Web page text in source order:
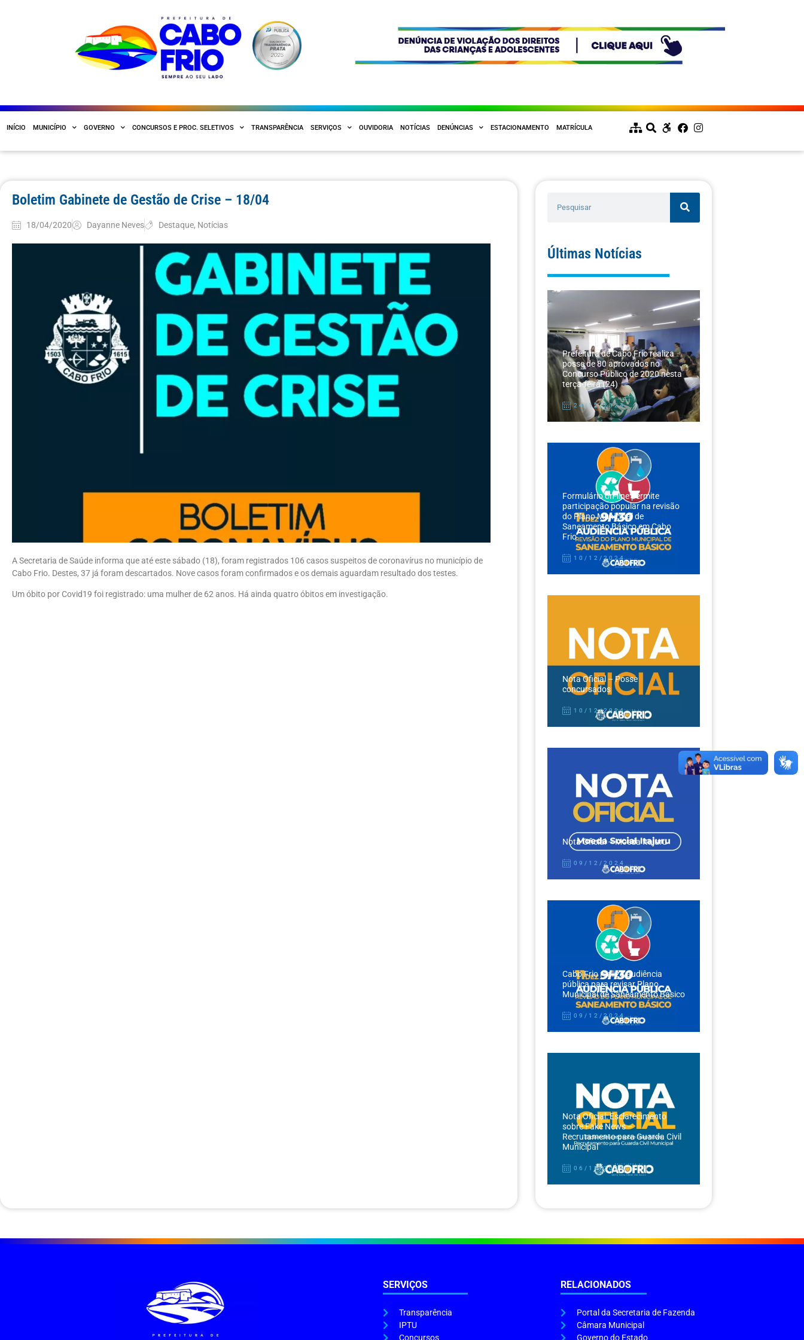
INÍCIO MUNICÍPIO GOVERNO CONCURSOS E PROC. SELETIVOS TRANSPARÊNCIA SERVIÇOS OUVIDORIA NOTÍCIAS DENÚNCIAS ESTACIONAMENTO MATRÍCULA
Boletim Gabinete de Gestão de Crise – 18/04
18/04/2020 Dayanne Neves Destaque, Notícias
A Secretaria de Saúde informa que até este sábado (18), foram registrados 106 casos suspeitos de coronavírus no município de
Cabo Frio. Destes, 37 já foram descartados. Nove casos foram confirmados e os demais aguardam resultado dos testes.
Um óbito por Covid19 foi registrado: uma mulher de 62 anos. Há ainda quatro óbitos em investigação.
Últimas Notícias
Prefeitura de Cabo Frio realiza
posse de 80 aprovados no
Concurso Público de 2020 nesta
terça-feira (24)
24/12/2024
Formulário on-line permite
participação popular na revisão
do Plano Municipal de
Saneamento Básico em Cabo
Frio
10/12/2024
Nota Oficial – Posse
concursados
10/12/2024
Nota Oficial – Moeda Itajuru
09/12/2024
Cabo Frio realiza audiência
pública para revisar Plano
Municipal de Saneamento Básico
09/12/2024
Nota Oficial: Esclarecimento
sobre Fake News –
Recrutamento para Guarda Civil
Municipal
06/12/2024
SERVIÇOS
Transparência
IPTU
Concursos
RELACIONADOS
Portal da Secretaria de Fazenda
Câmara Municipal
Governo do Estado